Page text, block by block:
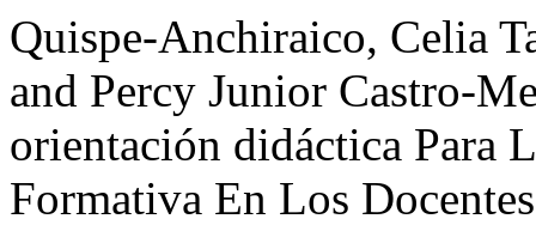
Quispe-Anchiraico, Celia
and Percy Junior Castro-
orientación didáctica Para
Formativa En Los